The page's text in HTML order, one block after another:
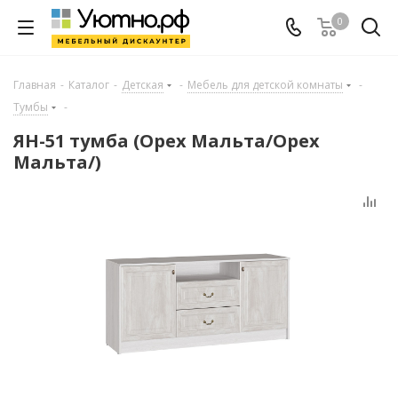
0
Главная - Каталог - Детская - Мебель для детской комнаты
-
Тумбы
-
ЯН-51 тумба (Орех Мальта/Орех
Мальта/)